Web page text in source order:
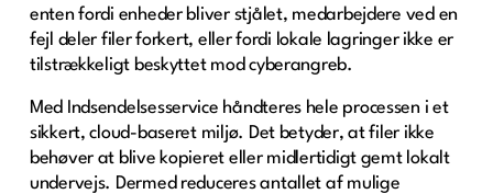
enten fordi enheder bliver stjålet, medarbejdere ved en
fejl deler filer forkert, eller fordi lokale lagringer ikke er
tilstrækkeligt beskyttet mod cyberangreb.
Med Indsendelsesservice håndteres hele processen i et
sikkert, cloud-baseret miljø. Det betyder, at filer ikke
behøver at blive kopieret eller midlertidigt gemt lokalt
undervejs. Dermed reduceres antallet af mulige